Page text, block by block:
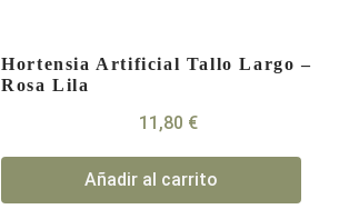
Hortensia Artificial Tallo Largo –
Rosa Lila
11,80 €
Añadir al carrito